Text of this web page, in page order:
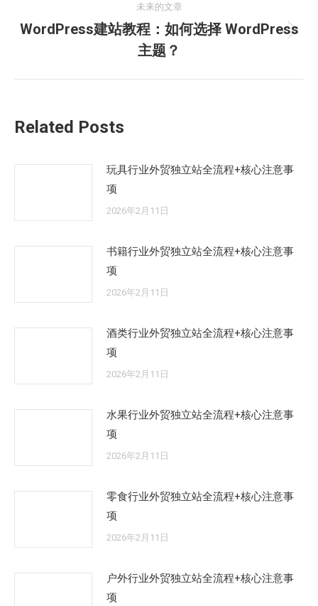
文
章：
未来的文章
未
来
的
WordPress建站教程：如何选择 WordPress
主题？
Related Posts
玩具行业外贸独立站全流程+核心注意事
项
2026年2月11日
书籍行业外贸独立站全流程+核心注意事
项
2026年2月11日
酒类行业外贸独立站全流程+核心注意事
项
2026年2月11日
水果行业外贸独立站全流程+核心注意事
项
2026年2月11日
零食行业外贸独立站全流程+核心注意事
项
2026年2月11日
户外行业外贸独立站全流程+核心注意事
项